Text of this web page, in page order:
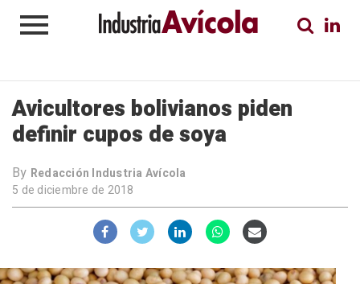
Avicultores bolivianos piden
definir cupos de soya
By Redacción Industria Avícola
5 de diciembre de 2018